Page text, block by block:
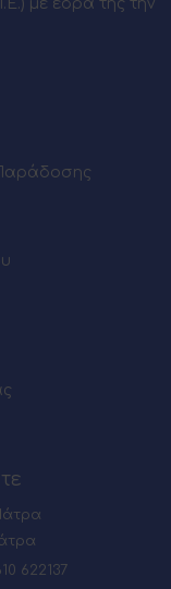
με έδρα της την
622137